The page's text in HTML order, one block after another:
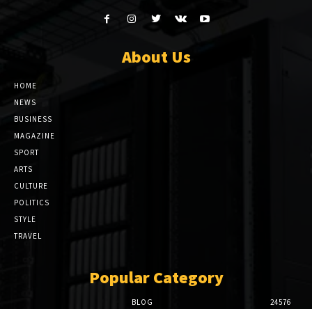
About Us
HOME
NEWS
BUSINESS
MAGAZINE
SPORT
ARTS
CULTURE
POLITICS
STYLE
TRAVEL
Popular Category
BLOG 24576